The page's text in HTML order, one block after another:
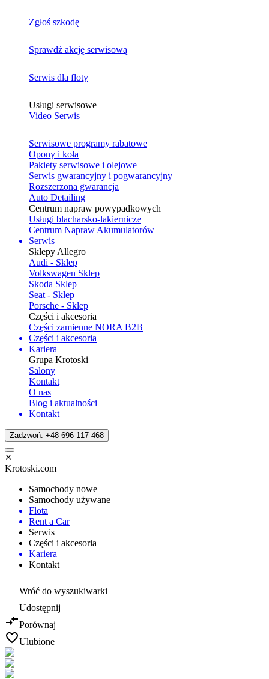
Zgłoś szkodę
Sprawdź akcję serwisową
Serwis dla floty
Usługi serwisowe
Video Serwis
Serwisowe programy rabatowe
Opony i koła
Pakiety serwisowe i olejowe
Serwis gwarancyjny i pogwarancyjny
Rozszerzona gwarancja
Auto Detailing
Centrum napraw powypadkowych
Usługi blacharsko-lakiernicze
Centrum Napraw Akumulatorów
Serwis
Sklepy Allegro
Audi - Sklep
Volkswagen Sklep
Skoda Sklep
Seat - Sklep
Porsche - Sklep
Części i akcesoria
Części zamienne NORA B2B
Części i akcesoria
Kariera
Grupa Krotoski
Salony
Kontakt
O nas
Blog i aktualności
Kontakt
Zadzwoń: +48 696 117 468
Krotoski.com
Samochody nowe
Samochody używane
Flota
Rent a Car
Serwis
Części i akcesoria
Kariera
Kontakt
Wróć do wyszukiwarki
Udostępnij
Porównaj
Ulubione